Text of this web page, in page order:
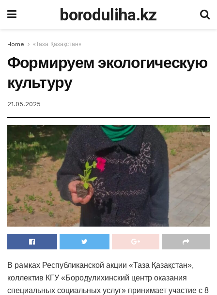
boroduliha.kz
Home «Таза Қазақстан»
Формируем экологическую
культуру
21.05.2025
В рамках Республиканской акции «Таза Қазақстан»,
коллектив КГУ «Бородулихинский центр оказания
специальных социальных услуг» принимает участие с 8